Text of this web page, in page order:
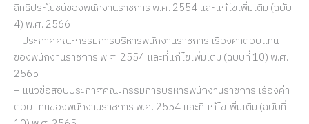
สิทธิประโยชน์ของพนักงานราชการ พ.ศ. 2554 และแก้ไขเพิ่มเติม (ฉบับ
4) พ.ศ. 2566
– ประกาศคณะกรรมการบริหารพนักงานราชการ เรื่องค่าตอบแทน
ของพนักงานราชการ พ.ศ. 2554 และที่แก้ไขเพิ่มเติม (ฉบับที่ 10) พ.ศ.
2565
– แนวข้อสอบประกาศคณะกรรมการบริหารพนักงานราชการ เรื่องค่า
ตอบแทนของพนักงานราชการ พ.ศ. 2554 และที่แก้ไขเพิ่มเติม (ฉบับที่